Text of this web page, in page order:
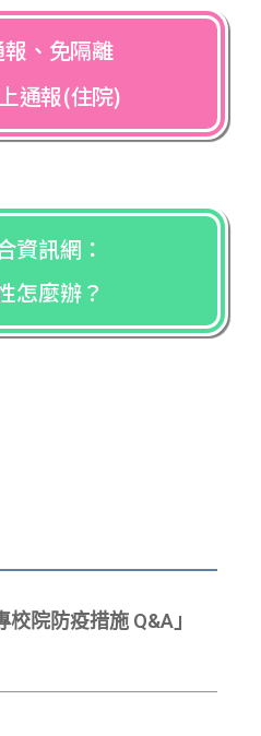
、免隔離
通報(住院)
資訊網：
怎麼辦？
院防疫措施 Q&A」